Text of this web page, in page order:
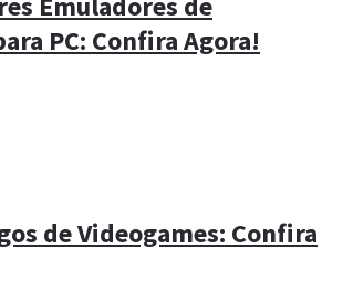
PC: Confira Agora!
de Videogames: Confira